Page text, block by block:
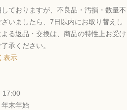
ておりますが、不良品・汚損・数量不
いましたら、7日以内にお取り替えし
る返品・交換は、商品の特性上お受け
承ください。
表示
17:00
末年始